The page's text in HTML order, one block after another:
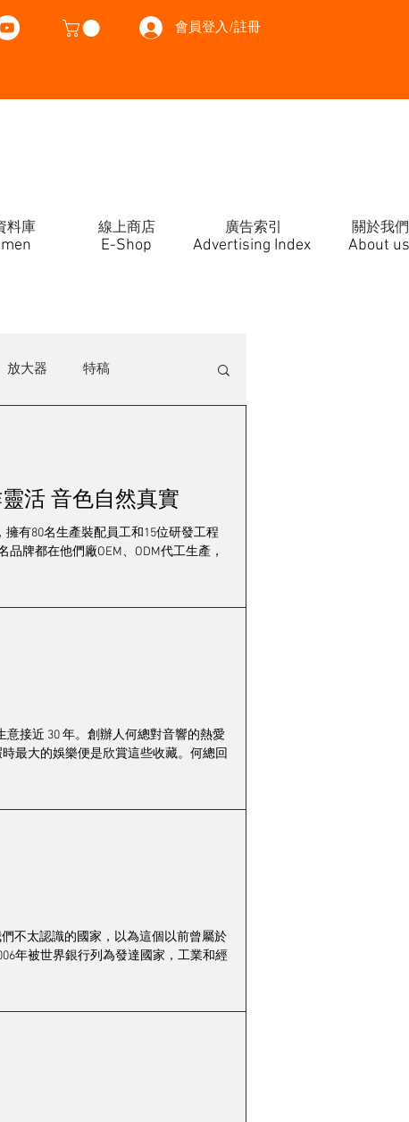
會員登入/註冊
料庫 線上商店 廣告索引 關於我們
E-Shop About us
Advertising Index
放大器 特稿
錦暉 樂在其中
Canor Audio Asterion V2旗艦級真空管唱頭放大器操作靈活 音色自然真實
有80名生產裝配員工和15位研發工程
牌都在他們廠OEM、ODM代工生產，
意接近 30 年。創辦人何總對音響的熱愛
最大的娛樂便是欣賞這些收藏。何總回
不太認識的國家，以為這個以前曾屬於
年被世界銀行列為發達國家，工業和經